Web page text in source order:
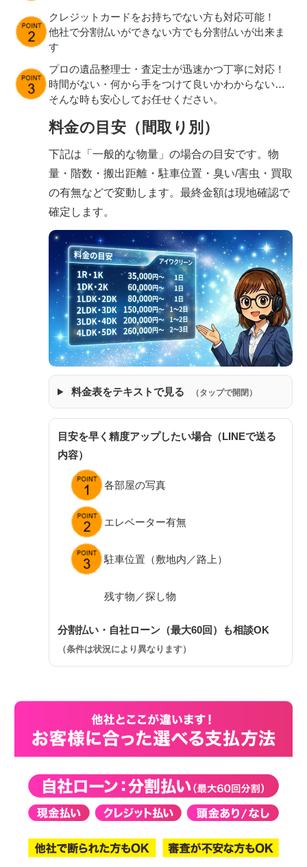
クレジットカードをお持ちでない方も対応可能！
他社で分割払いができない方でも分割払いが出来ま
す
プロの遺品整理士・査定士が迅速かつ丁寧に対応！
時間がない・何から手をつけて良いかわからない…
そんな時も安心してお任せください。
料金の目安（間取り別）
下記は「一般的な物量」の場合の目安です。物
量・階数・搬出距離・駐車位置・臭い/害虫・買取
の有無などで変動します。最終金額は現地確認で
確定します。
料金表をテキストで見る （タップで開閉）
目安を早く精度アップしたい場合（LINEで送る
内容）
各部屋の写真
エレベーター有無
駐車位置（敷地内／路上）
残す物／探し物
分割払い・自社ローン（最大60回）も相談OK
（条件は状況により異なります）